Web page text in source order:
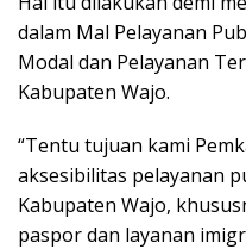
dalam Mal Pelayanan
Modal dan Pelayanan
Kabupaten Wajo.
“Tentu tujuan kami
aksesibilitas pelayanan
Kabupaten Wajo,
paspor dan layanan